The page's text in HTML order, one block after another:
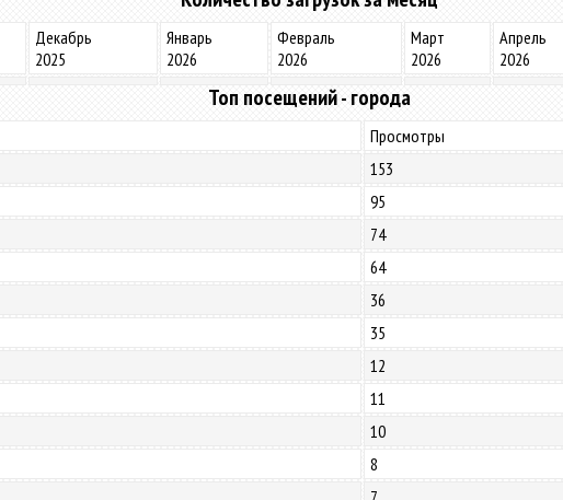
Декабрь
2025
Январь
2026
Февраль
2026
Март
2026
Апрель
2026
Топ посещений - города
Просмотры
153
95
74
64
36
35
12
11
10
8